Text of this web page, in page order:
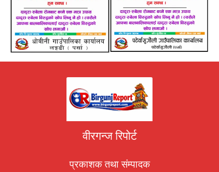
वीरगन्ज रिपोर्ट
प्रकाशक तथा संम्पादक